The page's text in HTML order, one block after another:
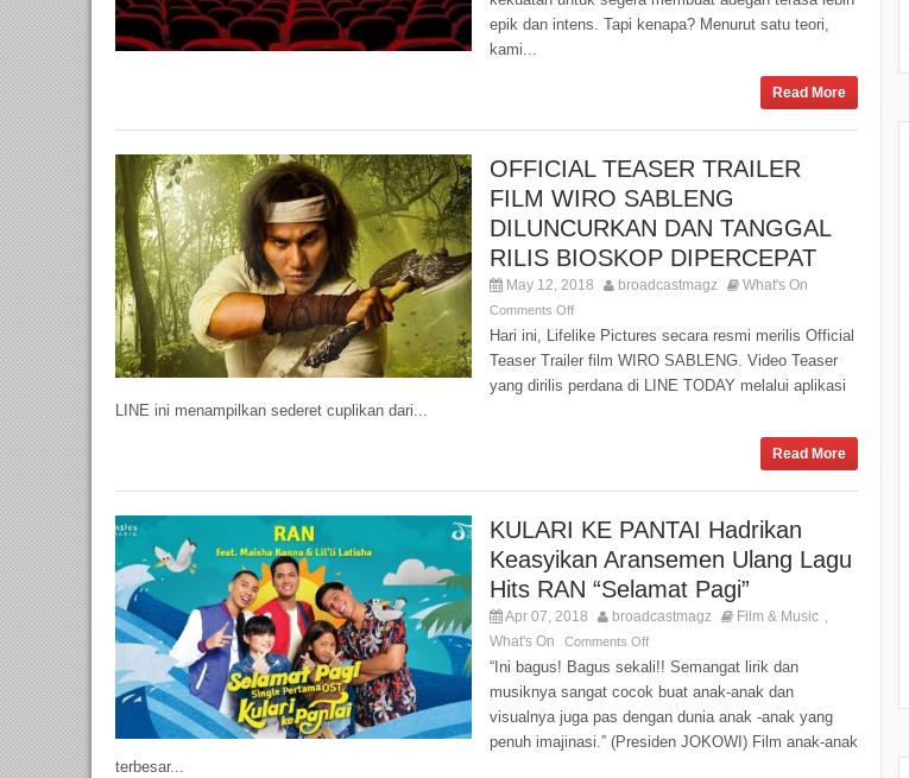
epik dan intens. Tapi kenapa? Menurut satu teori,
kami...
Read More
OFFICIAL TEASER TRAILER
FILM WIRO SABLENG
DILUNCURKAN DAN TANGGAL
RILIS BIOSKOP DIPERCEPAT
May 12, 2018 broadcastmagz What's On
Comments Off
Hari ini, Lifelike Pictures secara resmi merilis Official
Teaser Trailer film WIRO SABLENG. Video Teaser
yang dirilis perdana di LINE TODAY melalui aplikasi
LINE ini menampilkan sederet cuplikan dari...
Read More
KULARI KE PANTAI Hadrikan
Keasyikan Aransemen Ulang Lagu
Hits RAN “Selamat Pagi”
Apr 07, 2018 broadcastmagz Film & Music
What's On Comments Off
“Ini bagus! Bagus sekali!! Semangat lirik dan
musiknya sangat cocok buat anak-anak dan
visualnya juga pas dengan dunia anak -anak yang
penuh imajinasi.” (Presiden JOKOWI) Film anak-anak
terbesar...